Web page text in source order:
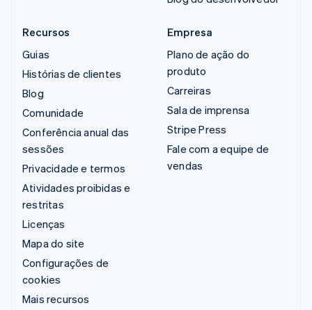
Recursos
Guias
Histórias de clientes
Blog
Comunidade
Conferência anual das
sessões
Privacidade e termos
Atividades proibidas e
restritas
Licenças
Mapa do site
Configurações de
cookies
Mais recursos
Empresa
Plano de ação do
produto
Carreiras
Sala de imprensa
Stripe Press
Fale com a equipe de
vendas